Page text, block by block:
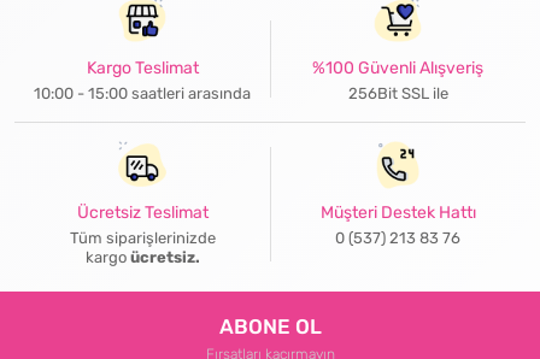
Kargo Teslimat
10:00 - 15:00 saatleri arasında
%100 Güvenli Alışveriş
256Bit SSL ile
Ücretsiz Teslimat
Tüm siparişlerinizde
kargo ücretsiz.
Müşteri Destek Hattı
0 (537) 213 83 76
ABONE OL
Fırsatları kaçırmayın